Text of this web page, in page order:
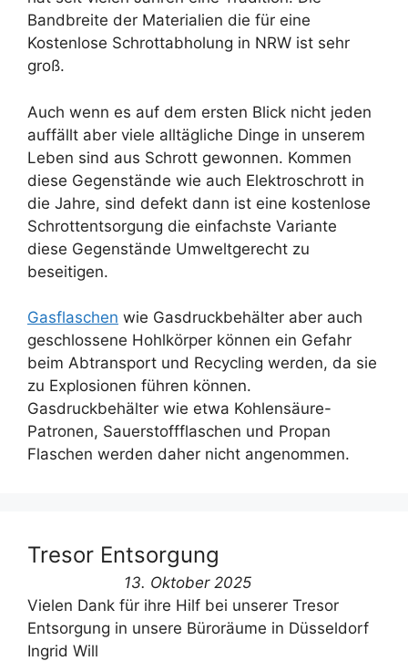
Bandbreite der Materialien die für eine
Kostenlose Schrottabholung in NRW ist sehr
groß.
Auch wenn es auf dem ersten Blick nicht jeden
auffällt aber viele alltägliche Dinge in unserem
Leben sind aus Schrott gewonnen. Kommen
diese Gegenstände wie auch Elektroschrott in
die Jahre, sind defekt dann ist eine kostenlose
Schrottentsorgung die einfachste Variante
diese Gegenstände Umweltgerecht zu
beseitigen.
Gasflaschen wie Gasdruckbehälter aber auch
geschlossene Hohlkörper können ein Gefahr
beim Abtransport und Recycling werden, da sie
zu Explosionen führen können.
Gasdruckbehälter wie etwa Kohlensäure-
Patronen, Sauerstoffflaschen und Propan
Flaschen werden daher nicht angenommen.
Tresor Entsorgung
13. Oktober 2025
Vielen Dank für ihre Hilf bei unserer Tresor
Entsorgung in unsere Büroräume in Düsseldorf
Ingrid Will